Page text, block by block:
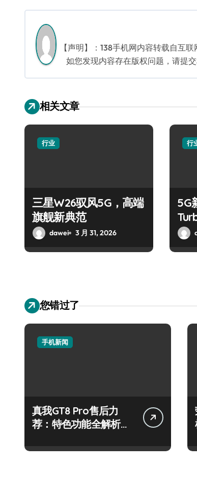
导
航
【声明】：138手机网内容转载自互
如您发现内容存在版权问题，请提
相关文章
行业
三星W26驭风5G，高端
旗舰新典范
dawei 3 月 31, 2026
行
5G
您错过了
手机新闻
真我GT8 Pro售后力
荐：特色功能全解析，